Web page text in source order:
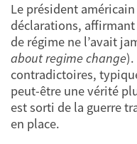
Le président
déclarations,
de régime ne l’avait
about regime change
contradictoires,
peut-être une vérité
est sorti de la guerre
en place.